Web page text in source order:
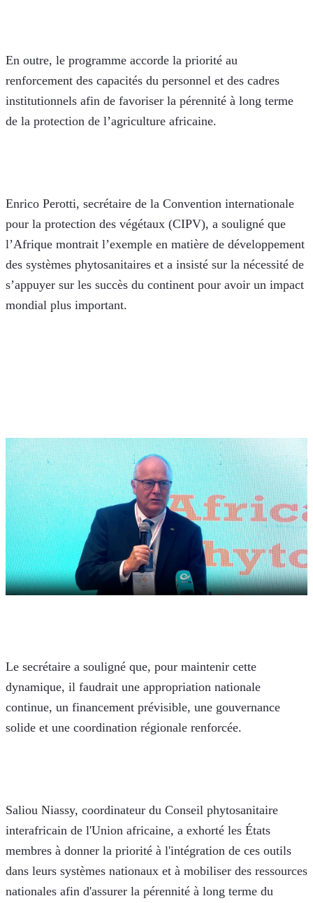
En outre, le programme accorde la priorité au
renforcement des capacités du personnel et des cadres
institutionnels afin de favoriser la pérennité à long terme
de la protection de l’agriculture africaine.
Enrico Perotti, secrétaire de la Convention internationale
pour la protection des végétaux (CIPV), a souligné que
l’Afrique montrait l’exemple en matière de développement
des systèmes phytosanitaires et a insisté sur la nécessité de
s’appuyer sur les succès du continent pour avoir un impact
mondial plus important.
Le secrétaire a souligné que, pour maintenir cette
dynamique, il faudrait une appropriation nationale
continue, un financement prévisible, une gouvernance
solide et une coordination régionale renforcée.
Saliou Niassy, coordinateur du Conseil phytosanitaire
interafricain de l'Union africaine, a exhorté les États
membres à donner la priorité à l'intégration de ces outils
dans leurs systèmes nationaux et à mobiliser des ressources
nationales afin d'assurer la pérennité à long terme du